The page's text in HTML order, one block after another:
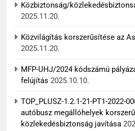
Közbiztonság/
2025.11.20.
Közvilágítás korszerűsítése az
2025.11.20.
MFP-UHJ/2024 kódszámú
felújítás 2025.10.10.
TOP_PLUSZ-1.2.1-21-PT1-2022-
autóbusz megállóhelyek
közlekedésbiztonság javítása